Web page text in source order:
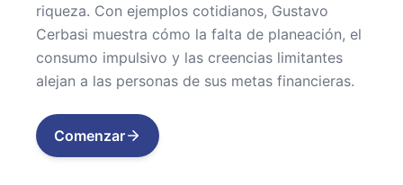
riqueza. Con ejemplos cotidianos, Gustavo
Cerbasi muestra cómo la falta de planeación, el
consumo impulsivo y las creencias limitantes
alejan a las personas de sus metas financieras.
Comenzar